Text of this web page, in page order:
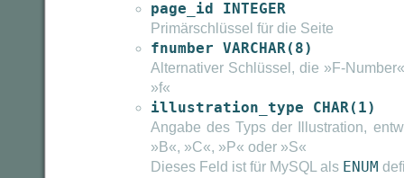
page_id INTEGER
Primärschlüssel für die Seite
fnumber VARCHAR(8)
Alternativer Schlüssel, die »F-
»f«
illustration_type CHAR(1)
Angabe des Typs der Illustration,
»B«, »C«, »P« oder »S«
Dieses Feld ist für MySQL als ENUM